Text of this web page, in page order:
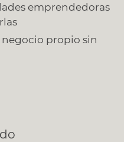
emprendedoras
propio sin